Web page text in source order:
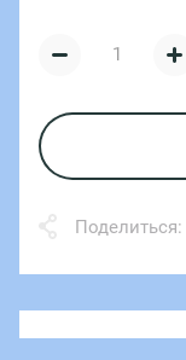
Поделиться: